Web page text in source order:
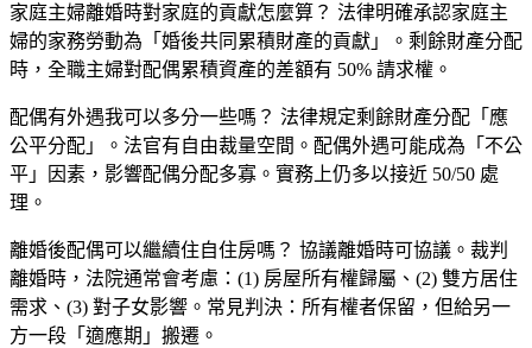
家庭主婦離婚時對家庭的貢獻怎麼算？ 法律明確承認家庭主
婦的家務勞動為「婚後共同累積財產的貢獻」。剩餘財產分配
時，全職主婦對配偶累積資產的差額有 50% 請求權。
配偶有外遇我可以多分一些嗎？ 法律規定剩餘財產分配「應
公平分配」。法官有自由裁量空間。配偶外遇可能成為「不公
平」因素，影響配偶分配多寡。實務上仍多以接近 50/50 處
理。
離婚後配偶可以繼續住自住房嗎？ 協議離婚時可協議。裁判
離婚時，法院通常會考慮：(1) 房屋所有權歸屬、(2) 雙方居住
需求、(3) 對子女影響。常見判決：所有權者保留，但給另一
方一段「適應期」搬遷。